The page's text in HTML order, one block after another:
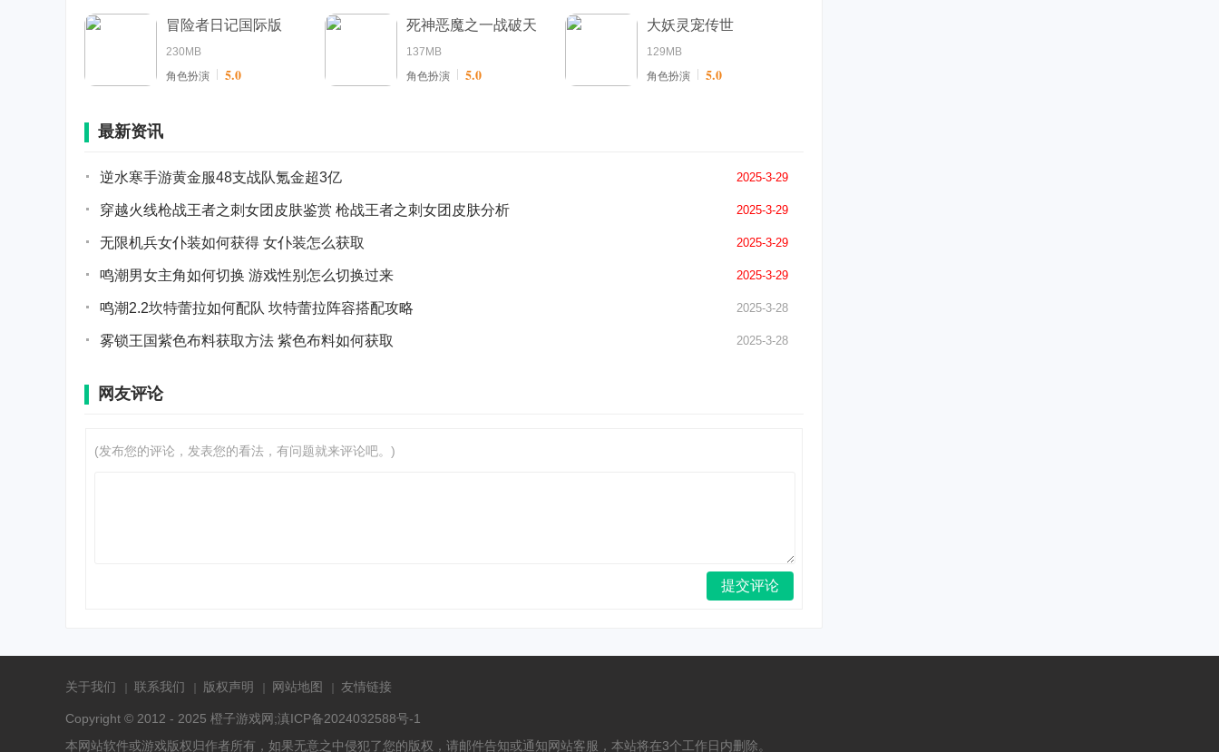
冒险者日记国际版
230MB
角色扮演
5.0
死神恶魔之一战破天
137MB
角色扮演
5.0
大妖灵宠传世
129MB
角色扮演
5.0
最新资讯
逆水寒手游黄金服48支战队氪金超3亿 2025-3-29
穿越火线枪战王者之刺女团皮肤鉴赏 枪战王者之刺女团皮肤分析 2025-3-29
无限机兵女仆装如何获得 女仆装怎么获取 2025-3-29
鸣潮男女主角如何切换 游戏性别怎么切换过来 2025-3-29
鸣潮2.2坎特蕾拉如何配队 坎特蕾拉阵容搭配攻略 2025-3-28
雾锁王国紫色布料获取方法 紫色布料如何获取 2025-3-28
网友评论
(发布您的评论，发表您的看法，有问题就来评论吧。)
关于我们 联系我们 版权声明 网站地图 友情链接
Copyright © 2012 - 2025 橙子游戏网;滇ICP备2024032588号-1
本网站软件或游戏版权归作者所有，如果无意之中侵犯了您的版权，请邮件告知或通知网站客服，本站将在3个工作日内删除。